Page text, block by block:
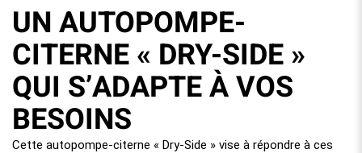
UN AUTOPOMPE-
CITERNE « DRY-SIDE »
QUI S’ADAPTE À VOS
BESOINS
Cette autopompe-citerne « Dry-Side » vise à répondre à ces